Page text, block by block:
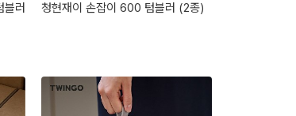
러
청현재이 손잡이 600 텀블러 (2종)